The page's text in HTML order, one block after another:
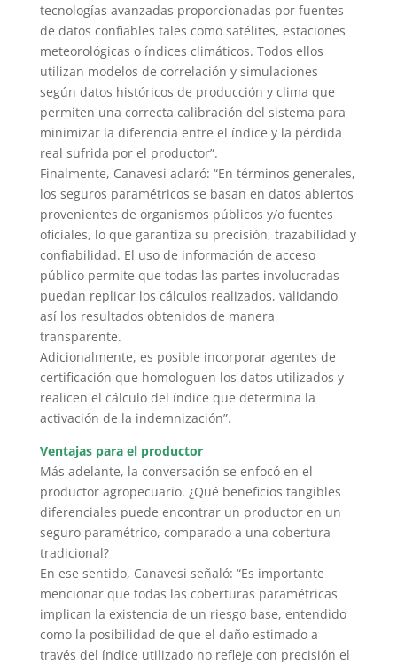
tecnologías avanzadas proporcionadas por fuentes
de datos confiables tales como satélites, estaciones
meteorológicas o índices climáticos. Todos ellos
utilizan modelos de correlación y simulaciones
según datos históricos de producción y clima que
permiten una correcta calibración del sistema para
minimizar la diferencia entre el índice y la pérdida
real sufrida por el productor”.
Finalmente, Canavesi aclaró: “En términos generales,
los seguros paramétricos se basan en datos abiertos
provenientes de organismos públicos y/o fuentes
oficiales, lo que garantiza su precisión, trazabilidad y
confiabilidad. El uso de información de acceso
público permite que todas las partes involucradas
puedan replicar los cálculos realizados, validando
así los resultados obtenidos de manera
transparente.
Adicionalmente, es posible incorporar agentes de
certificación que homologuen los datos utilizados y
realicen el cálculo del índice que determina la
activación de la indemnización”.
Ventajas para el productor
Más adelante, la conversación se enfocó en el
productor agropecuario. ¿Qué beneficios tangibles
diferenciales puede encontrar un productor en un
seguro paramétrico, comparado a una cobertura
tradicional?
En ese sentido, Canavesi señaló: “Es importante
mencionar que todas las coberturas paramétricas
implican la existencia de un riesgo base, entendido
como la posibilidad de que el daño estimado a
través del índice utilizado no refleje con precisión el